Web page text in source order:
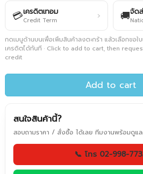
💳เครดิตเทอม
Credit Term › 🚚จัด
กดเมนูด้านบนเพื่อเพิ่มสินค้าลงตะกร้า แล้วเลือกขอ
เครดิตได้ทันที · Click to add to cart, then
credit
Add to cart
สนใจสินค้านี้?
สอบถามราคา / สั่งซื้อ ได้เลย ทีมงานพร้อมดูแ
📞 โทร 02-998-